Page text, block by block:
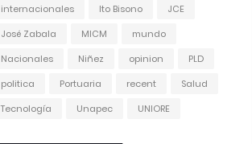
internacionales
Ito Bisono
JCE
José Zabala
MICM
mundo
Nacionales
Niñez opinion
PLD
politica
Portuaria recent
Salud
Tecnología
Unapec UNIORE